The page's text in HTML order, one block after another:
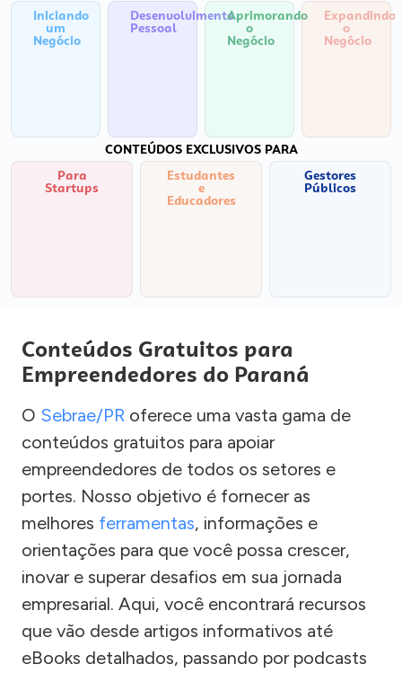
Iniciando
um
Negócio
Desenvolvimento
Pessoal
Aprimorando
o
Negócio
Expandindo
o
Negócio
CONTEÚDOS EXCLUSIVOS PARA
Para
Startups
Estudantes
e
Educadores
Gestores
Públicos
Conteúdos Gratuitos para
Empreendedores do Paraná
O Sebrae/PR oferece uma vasta gama de
conteúdos gratuitos para apoiar
empreendedores de todos os setores e
portes. Nosso objetivo é fornecer as
melhores ferramentas, informações e
orientações para que você possa crescer,
inovar e superar desafios em sua jornada
empresarial. Aqui, você encontrará recursos
que vão desde artigos informativos até
eBooks detalhados, passando por podcasts